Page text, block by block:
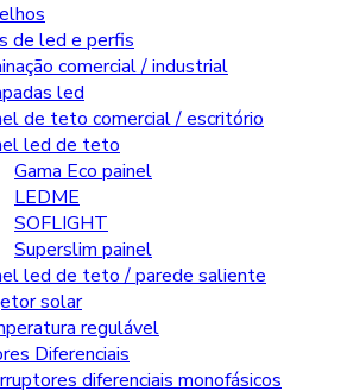
de led e perfis
comercial / industrial
led
de teto comercial / escritório
led de teto
Gama Eco painel
LEDME
SOFLIGHT
Superslim painel
led de teto / parede saliente
solar
regulável
Diferenciais
diferenciais monofásicos